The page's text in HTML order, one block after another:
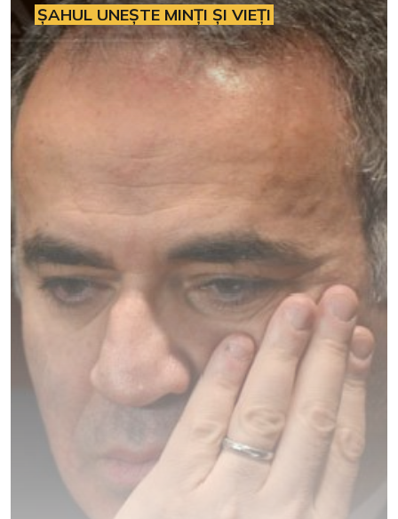
ȘAHUL UNEȘTE MINȚI ȘI VIEȚI